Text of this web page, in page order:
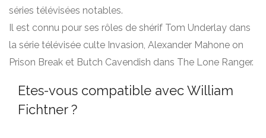
séries télévisées notables.
Il est connu pour ses rôles de shérif Tom Underlay dans
la série télévisée culte Invasion, Alexander Mahone on
Prison Break et Butch Cavendish dans The Lone Ranger.
Etes-vous compatible avec William
Fichtner ?